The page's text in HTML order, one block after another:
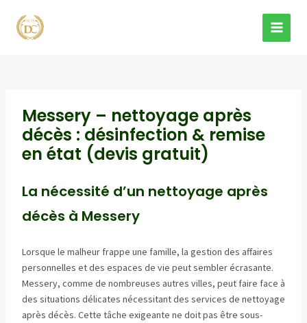
contenu
MAIN
Messery – nettoyage après
décès : désinfection & remise
en état (devis gratuit)
La nécessité d’un nettoyage après
décès à Messery
Lorsque le malheur frappe une famille, la gestion des affaires
personnelles et des espaces de vie peut sembler écrasante.
Messery, comme de nombreuses autres villes, peut faire face à
des situations délicates nécessitant des services de nettoyage
après décès. Cette tâche exigeante ne doit pas être sous-